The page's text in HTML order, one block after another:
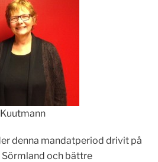
denna mandatperiod drivit på
och bättre